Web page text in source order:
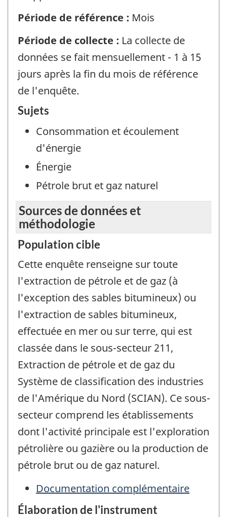
Période de référence : Mois
Période de collecte : La collecte de
données se fait mensuellement - 1 à 15
jours après la fin du mois de référence
de l'enquête.
Sujets
Consommation et écoulement
d'énergie
Énergie
Pétrole brut et gaz naturel
Sources de données et
méthodologie
Population cible
Cette enquête renseigne sur toute
l'extraction de pétrole et de gaz (à
l'exception des sables bitumineux) ou
l'extraction de sables bitumineux,
effectuée en mer ou sur terre, qui est
classée dans le sous-secteur 211,
Extraction de pétrole et de gaz du
Système de classification des industries
de l'Amérique du Nord (SCIAN). Ce sous-
secteur comprend les établissements
dont l'activité principale est l'exploration
pétrolière ou gazière ou la production de
pétrole brut ou de gaz naturel.
Documentation complémentaire
Élaboration de l'instrument